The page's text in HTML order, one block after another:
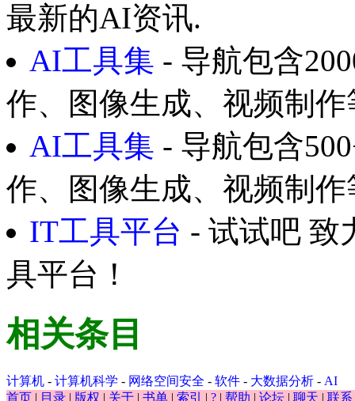
最新的AI资讯.
AI工具集 - 导航包含
作、图像生成、视频制
AI工具集 - 导航包含
作、图像生成、视频制
IT工具平台 - 试试吧 致
具平台！
相关条目
计算机 - 计算机科学 - 网络空间安全 - 软件 - 大数据分析 - AI
首页 | 目录 | 版权 | 关于 | 书单 | 索引 | ? | 帮助 | 论坛 | 聊天 | 联系